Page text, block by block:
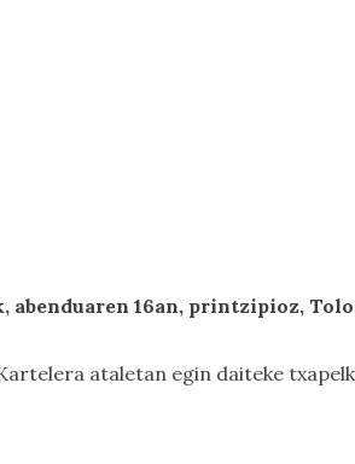
abenduaren 16an, printzipioz,
ataletan egin daiteke